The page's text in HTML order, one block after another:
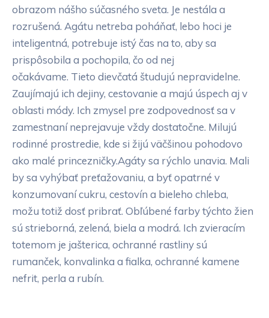
obrazom nášho súčasného sveta. Je nestála a
rozrušená. Agátu netreba poháňať, lebo hoci je
inteligentná, potrebuje istý čas na to, aby sa
prispôsobila a pochopila, čo od nej
očakávame. Tieto dievčatá študujú nepravidelne.
Zaujímajú ich dejiny, cestovanie a majú úspech aj v
oblasti módy. Ich zmysel pre zodpovednosť sa v
zamestnaní neprejavuje vždy dostatočne. Milujú
rodinné prostredie, kde si žijú väčšinou pohodovo
ako malé princezničky.Agáty sa rýchlo unavia. Mali
by sa vyhýbať preťažovaniu, a byť opatrné v
konzumovaní cukru, cestovín a bieleho chleba,
možu totiž dosť pribrať. Obľúbené farby týchto žien
sú strieborná, zelená, biela a modrá. Ich zvieracím
totemom je jašterica, ochranné rastliny sú
rumanček, konvalinka a fialka, ochranné kamene
nefrit, perla a rubín.